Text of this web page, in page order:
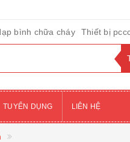
bình chữa cháy Thiết bị
TUYỂN DỤNG LIÊN HỆ